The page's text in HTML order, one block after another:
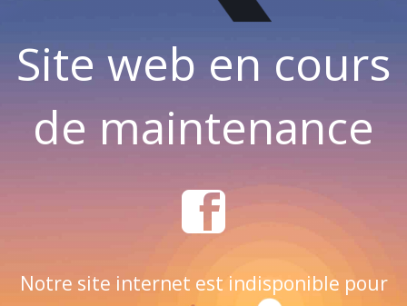
Site web en cours
de maintenance
Notre site internet est indisponible pour